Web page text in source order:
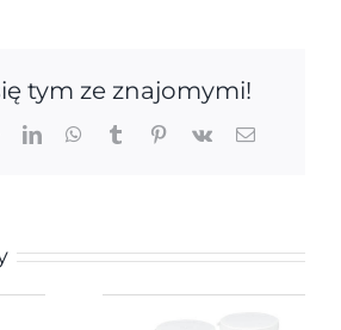
tym ze znajomymi!
LinkedInWhatsApp
TumblrPinterest
Vk Email